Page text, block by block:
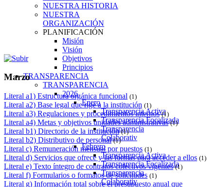
NUESTRA HISTORIA
NUESTRA
ORGANIZACIÓN
PLANIFICACIÓN
Misión
Visión
Objetivos
Principios
TRANSPARENCIA
TRANSPARENCIA
2026
Enero
Transparencia Activa
Transparencia Focalizada
Transparencia
Colaborativ
Febrero
Transparencia Activa
Transparencia Focalizada
Transparencia
Colaborativ
Marzo
Literal a1) Estructura orgánica funcional (1)
Literal a2) Base legal que rige a la institución (1)
Literal a3) Regulaciones y procedimientos internos (1)
Literal a4) Metas y objetivos unidades administrativas (1)
Literal b1) Directorio de la institución (1)
Literal b2) Distributivo de personal (1)
Literal c) Remuneración mensual por puestos (1)
Literal d) Servicios que ofrece y las formas para acceder a ellos (1)
Literal e) Texto íntegro de contratos colectivos vigentes (1)
Literal f) Formularios o formatos de solicitudes (1)
Literal g) Información total sobre el presupuesto anual que